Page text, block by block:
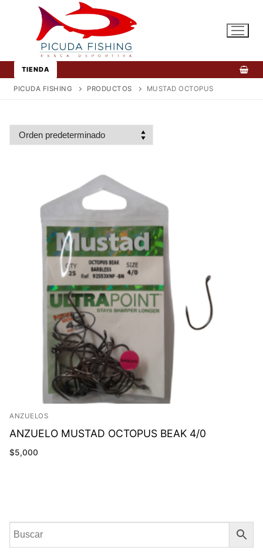
contenido
TIENDA
PICUDA FISHING PRODUCTOS MUSTAD OCTOPUS
ANZUELOS
ANZUELO MUSTAD OCTOPUS BEAK 4/0
$5,000